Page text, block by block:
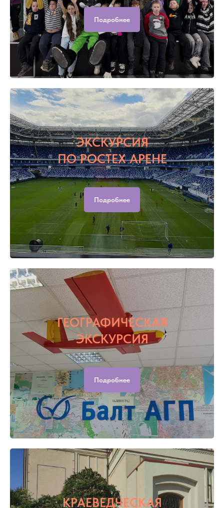
Подробнее
ЭКСКУРСИЯ
ПО РОСТЕХ АРЕНЕ
Подробнее
ГЕОГРАФИЧЕСКАЯ
ЭКСКУРСИЯ
Подробнее
КРАЕВЕДЧЕСКАЯ